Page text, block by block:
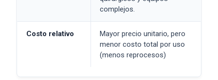
complejos.
Costo relativo
Mayor precio unitario, pero
menor costo total por uso
(menos reprocesos)